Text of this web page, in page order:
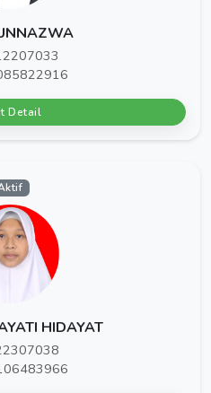
Detail
HIDAYAT